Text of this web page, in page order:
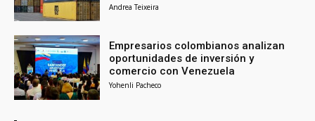
Andrea Teixeira
Empresarios colombianos analizan
oportunidades de inversión y
comercio con Venezuela
Yohenli Pacheco